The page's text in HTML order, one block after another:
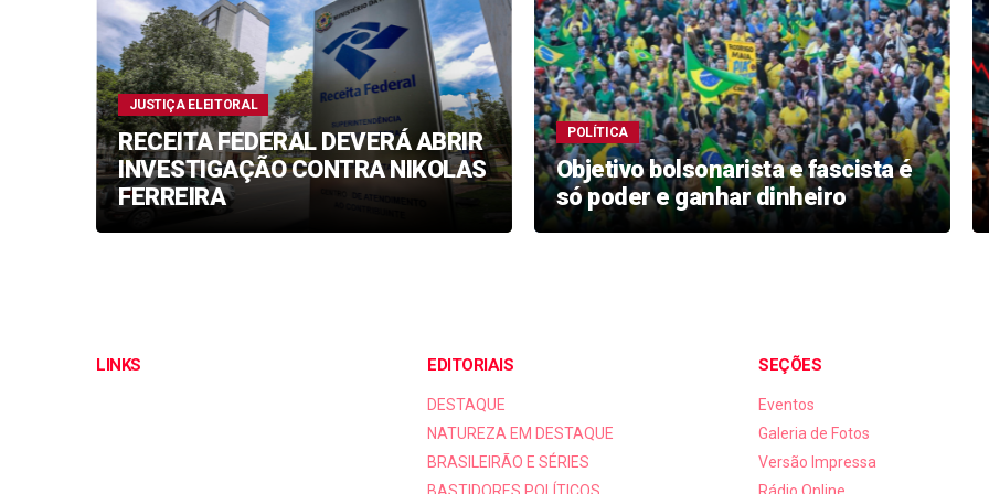
JUSTIÇA ELEITORAL
RECEITA FEDERAL DEVERÁ ABRIR
INVESTIGAÇÃO CONTRA NIKOLAS
FERREIRA
POLÍTICA
Objetivo bolsonarista e fascista é
só poder e ganhar dinheiro
LINKS EDITORIAIS
DESTAQUE
NATUREZA EM DESTAQUE
BRASILEIRÃO E SÉRIES
SEÇÕES
Eventos
Galeria de Fotos
Versão Impressa